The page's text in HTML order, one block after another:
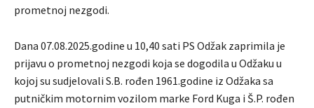
prometnoj nezgodi.
Dana 07.08.2025.godine u 10,40 sati PS Odžak zaprimila je
prijavu o prometnoj nezgodi koja se dogodila u Odžaku u
kojoj su sudjelovali S.B. rođen 1961.godine iz Odžaka sa
putničkim motornim vozilom marke Ford Kuga i Š.P. rođen